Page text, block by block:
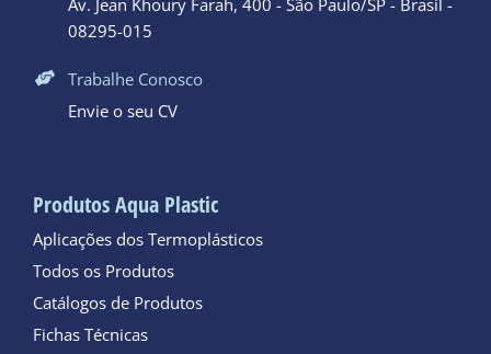
Av. Jean Khoury Farah, 400 - São Paulo/SP - Brasil -
08295-015
Trabalhe Conosco
Envie o seu CV
Produtos Aqua Plastic
Aplicações dos Termoplásticos
Todos os Produtos
Catálogos de Produtos
Fichas Técnicas